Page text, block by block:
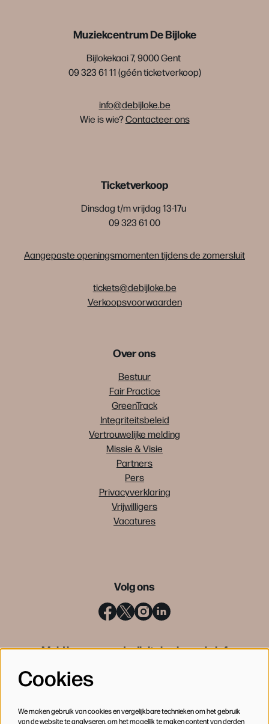
Muziekcentrum De Bijloke
Bijlokekaai 7, 9000 Gent
09 323 61 11 (géén ticketverkoop)
info@debijloke.be
Wie is wie?Contacteer ons
Ticketverkoop
Dinsdag t/m vrijdag 13-17u
09 323 61 00
Aangepaste openingsmomenten tijdens de zomersluit
tickets@debijloke.be
Verkoopsvoorwaarden
Over ons
Bestuur
Fair Practice
GreenTrack
Integriteitsbeleid
Vertrouwelijke melding
Missie & Visie
Partners
Pers
Privacyverklaring
Vrijwilligers
Vacatures
Volg ons
Meld je aan voor de digitale nieuwsbrief
Cookies
We maken gebruik van cookies en vergelijkbare technieken om het gebruik
van de website te analyseren, om het mogelijk te maken content van derden